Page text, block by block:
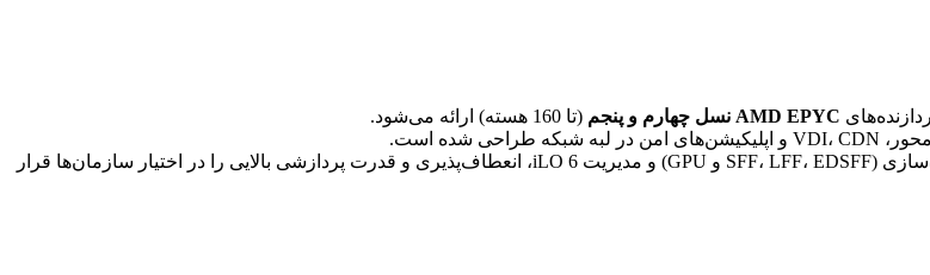
AMD EPYC نسل چهارم و پنجم
(تا 160 هسته) ارائه می‌شود.
DL325 Gen11 با پشتیبانی از DDR5 تا 3 ترابایت، PCIe Gen5، پیکربندی‌های متنوع ذخیره‌سازی (SFF، LFF، EDSFF و GPU) و مدیریت iLO 6، انعطاف‌پذیری و قدرت پردازشی بالایی را در اختیار سازمان‌ها قرار